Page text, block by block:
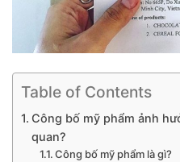
Table of Contents
Công bố mỹ phẩm ảnh
quan?
Công bố mỹ phẩm là gì?